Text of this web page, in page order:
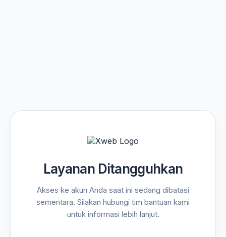
Layanan Ditangguhkan
Akses ke akun Anda saat ini sedang dibatasi
sementara. Silakan hubungi tim bantuan kami
untuk informasi lebih lanjut.